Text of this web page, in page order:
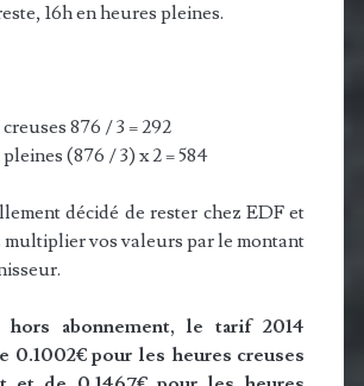
16h en heures pleines.
876 / 3 = 292
(876 / 3) x 2 = 584
décidé de rester chez EDF et
vos valeurs par le montant
abonnement, le tarif 2014
0.1002€ pour les heures creuses